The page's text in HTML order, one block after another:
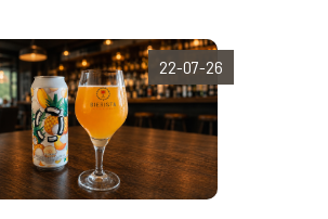
22-07-26